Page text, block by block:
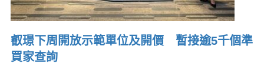
叡璟下周開放示範單位及開價 暫接逾5千個準
買家查詢